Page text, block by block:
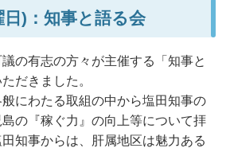
)：知事と語る会
の有志の方々が主催する「知事と
だきました。
にわたる取組の中から塩田知事の
の『稼ぐ力』の向上等について拝
知事からは、肝属地区は魅力ある